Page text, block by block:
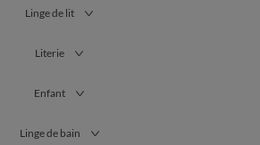
Linge de lit
Literie
Enfant
Linge de bain